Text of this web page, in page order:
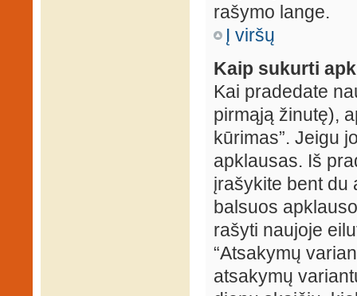
rašymo lange.
Į viršų
Kaip sukurti
Kai pradedate
pirmąją žinutę),
kūrimas”. Jeigu
apklausas. Iš
įrašykite bent du
balsuos
rašyti naujoje
“Atsakymų
atsakymų